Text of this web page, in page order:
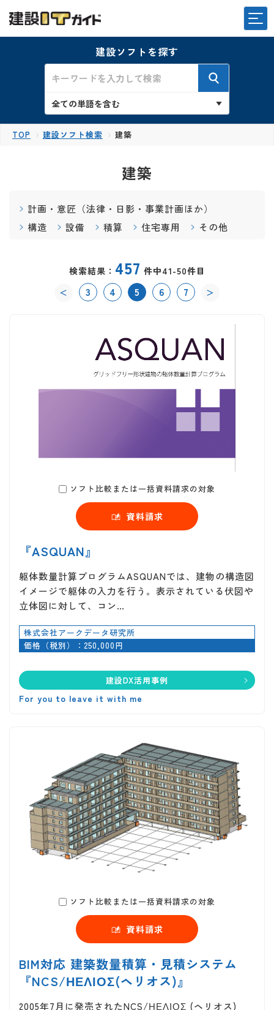
建設ソフトを探す
TOP 建設ソフト検索 建築
建築
計画・意匠（法律・日影・事業計画ほか）
構造
設備 積算 住宅専用 その他
検索結果： 457 件中41-50件目
＜ 3 4 5 6 7 ＞
ソフト比較または一括資料請求の対象
資料請求
『ASQUAN』
躯体数量計算プログラムASQUANでは、建物の構造図
イメージで躯体の入力を行う。表示されている伏図や
立体図に対して、コン…
株式会社アークデータ研究所
価格（税別）：250,000円
建設DX活用事例
For you to leave it with me
ソフト比較または一括資料請求の対象
資料請求
BIM対応 建築数量積算・見積システム
『NCS/ΗΕΛΙΟΣ(ヘリオス)』
2005年7月に発売されたNCS/ΗΕΛΙΟΣ (ヘリオス)